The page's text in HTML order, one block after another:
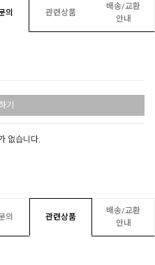
의 관련상품
배송/교환
안내
기
없습니다.
의 관련상품
배송/교환
안내